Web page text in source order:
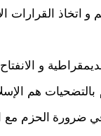
القرارات
و
بالتضحيات هم
ضرورة الحزم مع